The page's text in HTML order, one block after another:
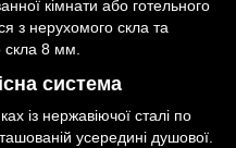
кімнати або готельного
з нерухомого скла та
скла 8 мм.
система
із нержавіючої сталі по
усередині душової.